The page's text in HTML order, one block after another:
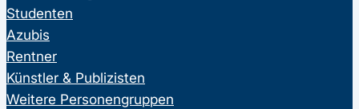
Studenten
Azubis
Rentner
Künstler & Publizisten
Weitere Personengruppen